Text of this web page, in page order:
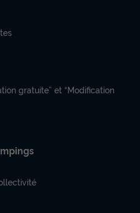
gratuite” et “Modification